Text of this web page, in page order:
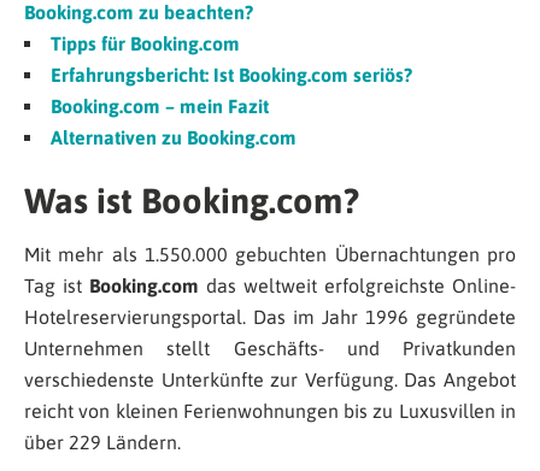
Booking.com zu beachten?
Tipps für Booking.com
Erfahrungsbericht: Ist Booking.com seriös?
Booking.com – mein Fazit
Alternativen zu Booking.com
Was ist Booking.com?
Mit mehr als 1.550.000 gebuchten Übernachtungen pro
Tag ist Booking.com das weltweit erfolgreichste Online-
Hotelreservierungsportal. Das im Jahr 1996 gegründete
Unternehmen stellt Geschäfts- und Privatkunden
verschiedenste Unterkünfte zur Verfügung. Das Angebot
reicht von kleinen Ferienwohnungen bis zu Luxusvillen in
über 229 Ländern.